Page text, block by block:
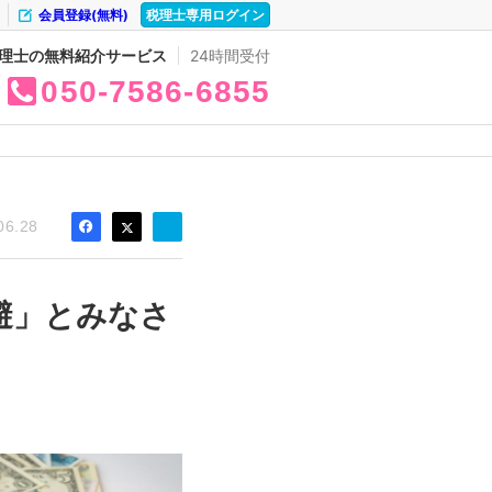
税理士専用ログイン
会員登録(無料)
士の無料紹介サービス 24時間受付
050 7586 6855
とみなさ